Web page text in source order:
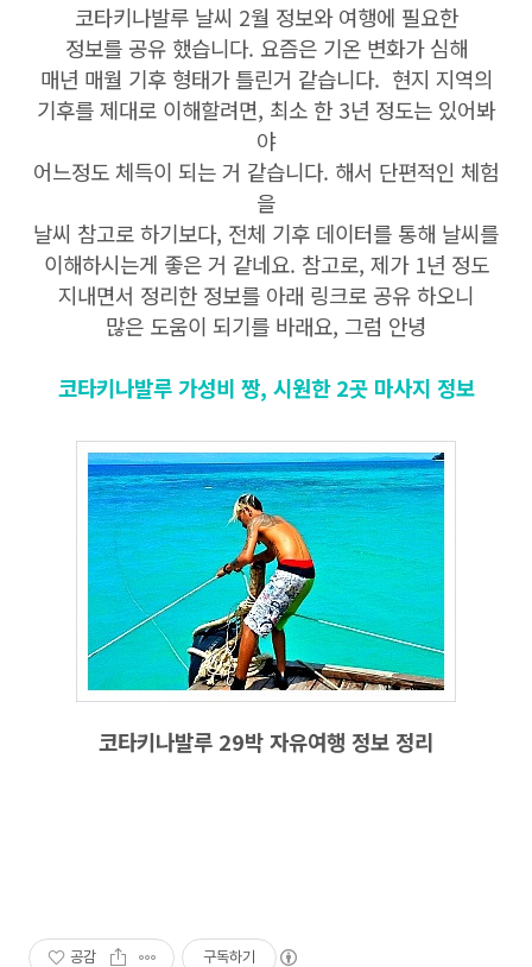
코타키나발루 날씨 2월 정보와 여행에 필요한
정보를 공유 했습니다. 요즘은 기온 변화가 심해
매년 매월 기후 형태가 틀린거 같습니다. 현지 지역의
기후를 제대로 이해할려면, 최소 한 3년 정도는 있어봐
야
어느정도 체득이 되는 거 같습니다. 해서 단편적인 체험
을
날씨 참고로 하기보다, 전체 기후 데이터를 통해 날씨를
이해하시는게 좋은 거 같네요. 참고로, 제가 1년 정도
지내면서 정리한 정보를 아래 링크로 공유 하오니
많은 도움이 되기를 바래요, 그럼 안녕
코타키나발루 가성비 짱, 시원한 2곳 마사지 정보
코타키나발루 29박 자유여행 정보 정리
공감 구독하기